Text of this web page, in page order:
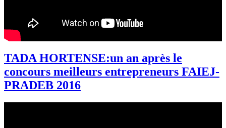
TADA HORTENSE:un an après le
concours meilleurs entrepreneurs FAIEJ-
PRADEB 2016